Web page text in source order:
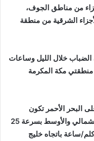
من مناطق الجوف،
الشرقية من منطقة
الضباب خلال الليل وساعات
منطقتي مكة المكرمة
البحر الأحمر تكون
شمالية غربية إلى شمالية على الجزء الشمالي والأوسط بسرعة 25
كلم/ساعة، تصل سرعتها إلى 55 كلم/ساعة باتجاه خليج